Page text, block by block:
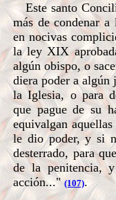
Este santo
más de condenar
en nocivas
la ley XIX
algún obispo, o
diera poder a algún
la Iglesia, o para
que pague de su
equivalgan
le dio poder, y si
desterrado, para
de la penitencia,
acción..."(107).